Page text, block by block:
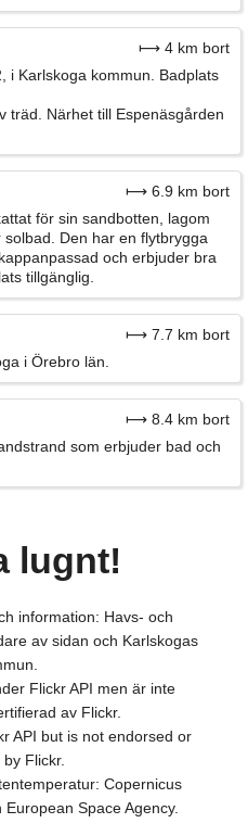
⟼ 4 km bort
i Karlskoga kommun. Badplats
träd. Närhet till Espenäsgården
⟼ 6.9 km bort
för sin sandbotten, lagom
Den har en flytbrygga
och erbjuder bra
tillgänglig.
⟼ 7.7 km bort
i Örebro län.
⟼ 8.4 km bort
som erbjuder bad och
lugnt!
information: Havs- och
av sidan och Karlskogas
Flickr API men är inte
av Flickr.
API but is not endorsed or
Flickr.
Copernicus
Space Agency.